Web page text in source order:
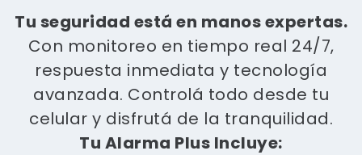
Tu seguridad está en manos expertas.
Con monitoreo en tiempo real 24/7,
respuesta inmediata y tecnología
avanzada. Controlá todo desde tu
celular y disfrutá de la tranquilidad.
Tu Alarma Plus Incluye: